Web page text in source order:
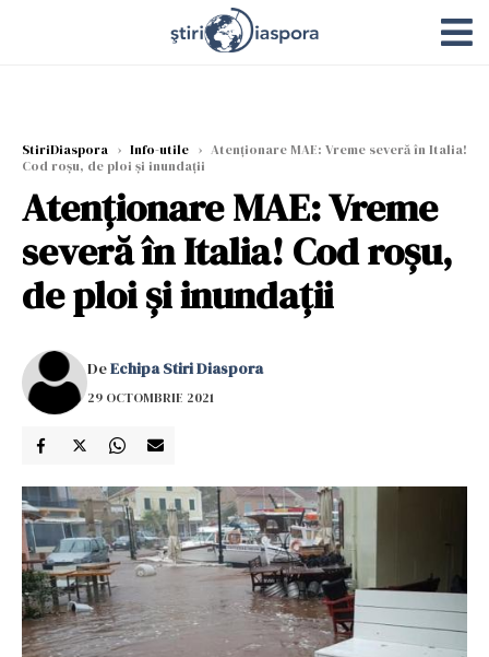
StiriDiaspora › Info-utile › Atenționare MAE: Vreme severă în Italia!
Cod roșu, de ploi şi inundații
Atenționare MAE: Vreme
severă în Italia! Cod roșu,
de ploi şi inundații
DeEchipa Stiri Diaspora
29 OCTOMBRIE 2021